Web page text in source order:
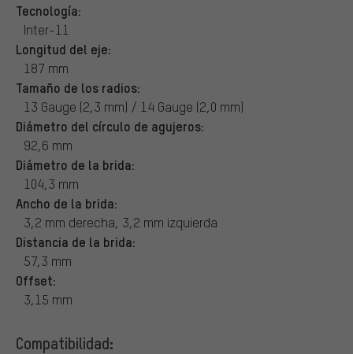
Tecnología:
Inter-11
Longitud del eje:
187 mm
Tamaño de los radios:
13 Gauge (2,3 mm) / 14 Gauge (2,0 mm)
Diámetro del círculo de agujeros:
92,6 mm
Diámetro de la brida:
104,3 mm
Ancho de la brida:
3,2 mm derecha, 3,2 mm izquierda
Distancia de la brida:
57,3 mm
Offset:
3,15 mm
Compatibilidad: